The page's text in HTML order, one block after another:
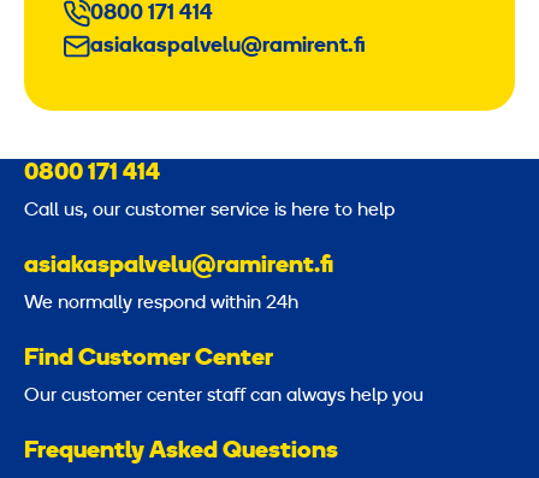
0800 171 414
asiakaspalvelu@ramirent.fi
0800 171 414
Call us, our customer service is here to help
asiakaspalvelu@ramirent.fi
We normally respond within 24h
Find Customer Center
Our customer center staff can always help you
Frequently Asked Questions